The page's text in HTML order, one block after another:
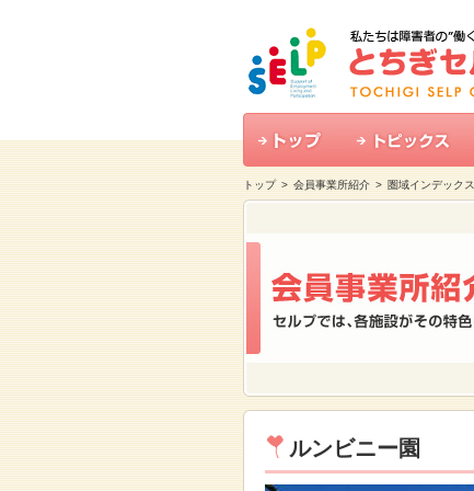
トップ> 会員事業所紹介 > 圏域インデックス
ルンビニー園